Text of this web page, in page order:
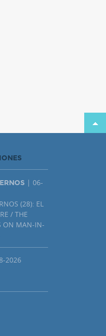
| 06-
(28): EL
/ THE
ON MAN-IN-
2026